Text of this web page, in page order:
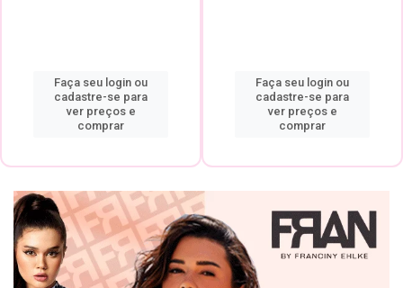
Faça seu login ou
cadastre-se para
ver preços e
comprar
Faça seu login ou
cadastre-se para
ver preços e
comprar